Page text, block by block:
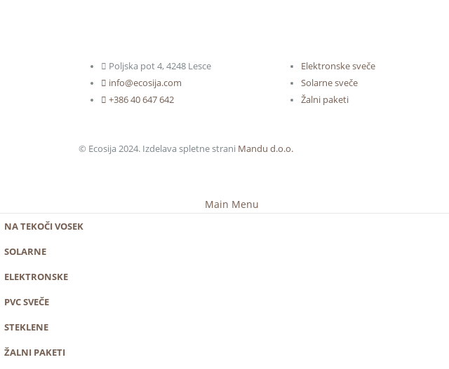
Poljska pot 4, 4248 Lesce
info@ecosija.com
+386 40 647 642
Elektronske sveče
Solarne sveče
Žalni paketi
© Ecosija 2024. Izdelava spletne strani Mandu d.o.o.
Main Menu
NA TEKOČI VOSEK
SOLARNE
ELEKTRONSKE
PVC SVEČE
STEKLENE
ŽALNI PAKETI